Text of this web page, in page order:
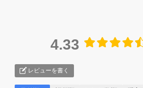
4.33
レビューを書く